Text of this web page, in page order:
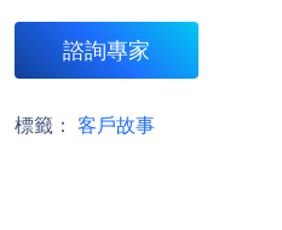
諮詢專家
標籤： 客戶故事